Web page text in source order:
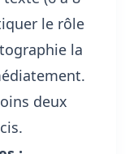
le rôle
la
deux